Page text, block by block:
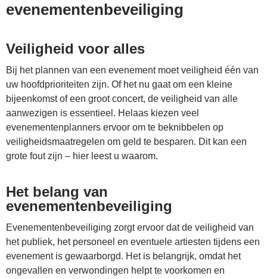
evenementenbeveiliging
Veiligheid voor alles
Bij het plannen van een evenement moet veiligheid één van
uw hoofdprioriteiten zijn. Of het nu gaat om een kleine
bijeenkomst of een groot concert, de veiligheid van alle
aanwezigen is essentieel. Helaas kiezen veel
evenementenplanners ervoor om te beknibbelen op
veiligheidsmaatregelen om geld te besparen. Dit kan een
grote fout zijn – hier leest u waarom.
Het belang van
evenementenbeveiliging
Evenementenbeveiliging zorgt ervoor dat de veiligheid van
het publiek, het personeel en eventuele artiesten tijdens een
evenement is gewaarborgd. Het is belangrijk, omdat het
ongevallen en verwondingen helpt te voorkomen en